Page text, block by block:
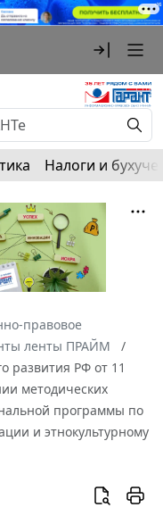
Налоги и
правовое
ленты ПРАЙМ
развития РФ от 11
методических
программы по
и этнокультурному